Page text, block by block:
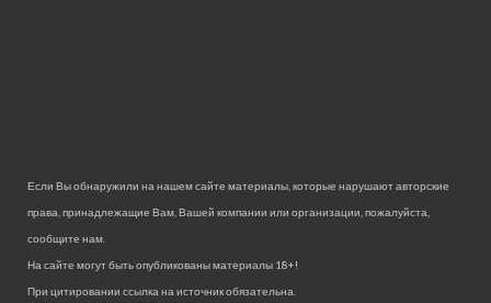
Если Вы обнаружили на нашем сайте материалы, которые нарушают авторские
права, принадлежащие Вам, Вашей компании или организации, пожалуйста,
сообщите нам.
На сайте могут быть опубликованы материалы 18+!
При цитировании ссылка на источник обязательна.